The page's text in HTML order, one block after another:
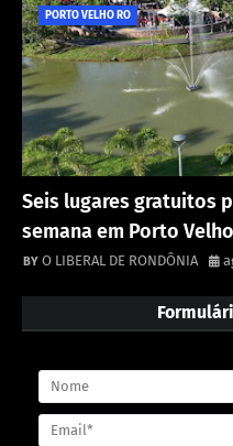
PORTO VELHO RO
Seis lugares gratuitos
semana em Porto Velho
O LIBERAL DE RONDÔNIA